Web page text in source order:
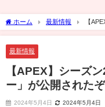
ホーム 最新情報
【
開されたぞ！！
最新情報
【APEX】シーズ
ー」が公開されたぞ
2024年5月4日 2024年5月4日